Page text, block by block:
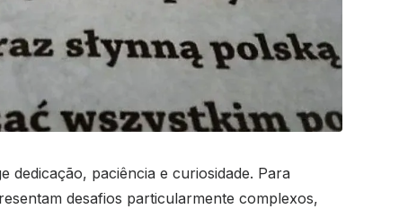
dedicação, paciência e curiosidade. Para
desafios particularmente complexos,